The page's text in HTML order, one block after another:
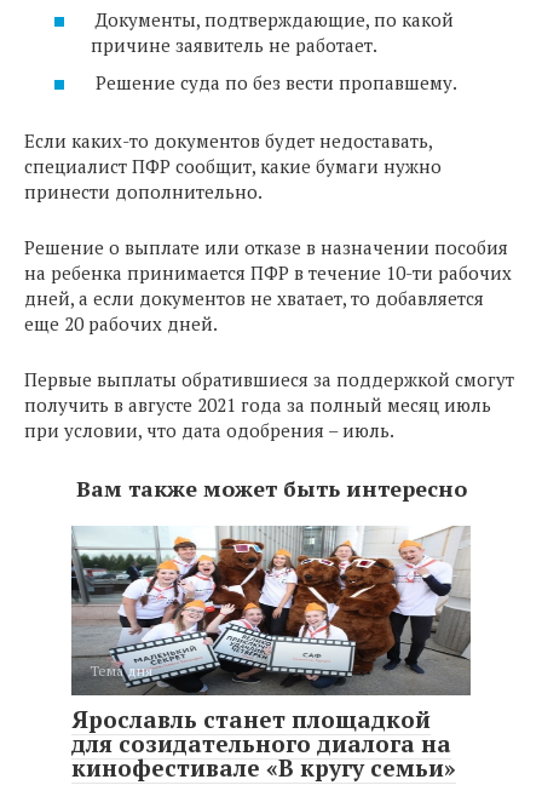
Документы, подтверждающие, по какой
причине заявитель не работает.
Решение суда по без вести пропавшему.
Если каких-то документов будет недоставать,
специалист ПФР сообщит, какие бумаги нужно
принести дополнительно.
Решение о выплате или отказе в назначении пособия
на ребенка принимается ПФР в течение 10-ти рабочих
дней, а если документов не хватает, то добавляется
еще 20 рабочих дней.
Первые выплаты обратившиеся за поддержкой смогут
получить в августе 2021 года за полный месяц июль
при условии, что дата одобрения – июль.
Вам также может быть интересно
Тема дня
Ярославль станет площадкой
для созидательного диалога на
кинофестивале «В кругу семьи»